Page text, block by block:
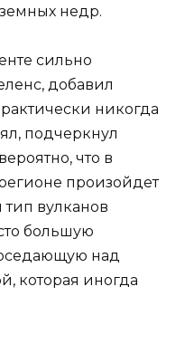
недр.
сильно
добавил
никогда
подчеркнул
что в
произойдет
тип вулканов
большую
над
которая иногда